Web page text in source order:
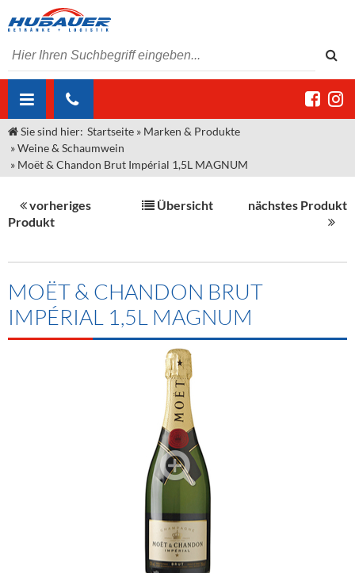
ÜBER UNS
Jobs
Unser Liefergebiet
Unser Team
Kontakt
AKTUELLES
Angebote Gastronomie & Großhandel
Gastronomie
Großhandel
Innovation - Die Neue Art des Bierzapfens
"DroughtMaster"
Neuigkeiten
Termine
MARKEN & PRODUKTE
Weine & Schaumwein
Sirup
Spirituosen
Bier
Hygieneartikel & Desinfektion
Kommisionskauf & Lieferbedingungen
Fremddienstleistungen
Sie sind hier: Startseite » Marken & Produkte
»Weine & Schaumwein
» Moët & Chandon Brut Impérial 1,5L MAGNUM
vorheriges
Produkt
Übersicht nächstes Produkt
MOËT & CHANDON BRUT
IMPÉRIAL 1,5L MAGNUM